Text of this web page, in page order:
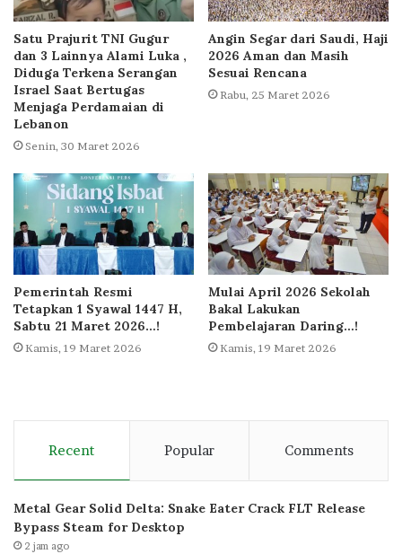
Satu Prajurit TNI Gugur
dan 3 Lainnya Alami Luka ,
Diduga Terkena Serangan
Israel Saat Bertugas
Menjaga Perdamaian di
Lebanon
Senin, 30 Maret 2026
Angin Segar dari Saudi, Haji
2026 Aman dan Masih
Sesuai Rencana
Rabu, 25 Maret 2026
Pemerintah Resmi
Tetapkan 1 Syawal 1447 H,
Sabtu 21 Maret 2026…!
Kamis, 19 Maret 2026
Mulai April 2026 Sekolah
Bakal Lakukan
Pembelajaran Daring…!
Kamis, 19 Maret 2026
Recent Popular Comments
Metal Gear Solid Delta: Snake Eater Crack FLT Release
Bypass Steam for Desktop
2 jam ago